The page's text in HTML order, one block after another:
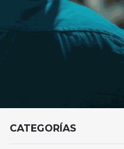
CATEGORÍAS